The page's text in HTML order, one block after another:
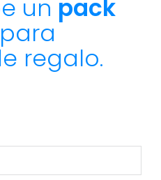
un pack
para
regalo.